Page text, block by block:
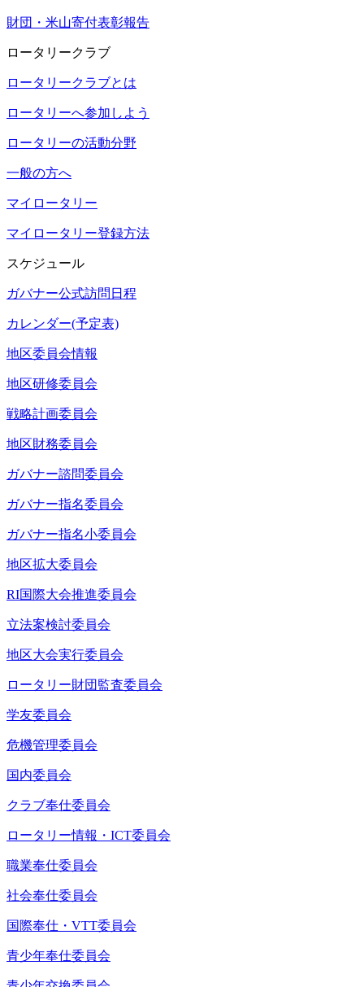
財団・米山寄付表彰報告
ロータリークラブ
ロータリークラブとは
ロータリーへ参加しよう
ロータリーの活動分野
一般の方へ
マイロータリー
マイロータリー登録方法
スケジュール
ガバナー公式訪問日程
カレンダー(予定表)
地区委員会情報
地区研修委員会
戦略計画委員会
地区財務委員会
ガバナー諮問委員会
ガバナー指名委員会
ガバナー指名小委員会
地区拡大委員会
RI国際大会推進委員会
立法案検討委員会
地区大会実行委員会
ロータリー財団監査委員会
学友委員会
危機管理委員会
国内委員会
クラブ奉仕委員会
ロータリー情報・ICT委員会
職業奉仕委員会
社会奉仕委員会
国際奉仕・VTT委員会
青少年奉仕委員会